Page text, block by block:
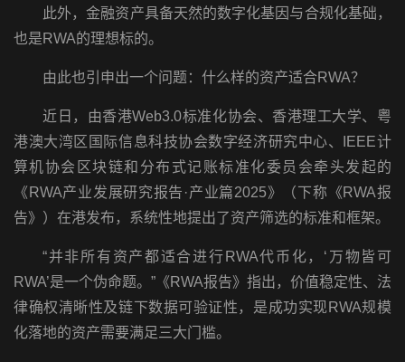
此外，金融资产具备天然的数字化基因与合规化基础，
也是RWA的理想标的。
由此也引申出一个问题：什么样的资产适合RWA？
近日，由香港Web3.0标准化协会、香港理工大学、粤
港澳大湾区国际信息科技协会数字经济研究中心、IEEE计
算机协会区块链和分布式记账标准化委员会牵头发起的
《RWA产业发展研究报告·产业篇2025》（下称《RWA报
告》）在港发布，系统性地提出了资产筛选的标准和框架。
“并非所有资产都适合进行RWA代币化，‘万物皆可
RWA’是一个伪命题。”《RWA报告》指出，价值稳定性、法
律确权清晰性及链下数据可验证性，是成功实现RWA规模
化落地的资产需要满足三大门槛。